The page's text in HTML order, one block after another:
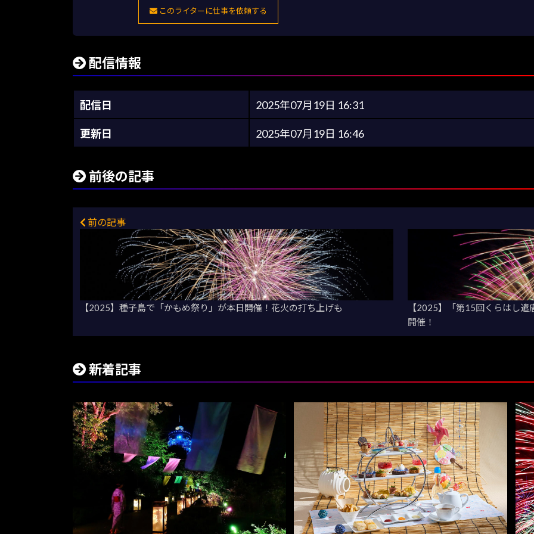
このライターに仕事を依頼する
配信情報
配信日 2025年07月19日 16:31
更新日 2025年07月19日 16:46
前後の記事
前の記事
【2025】種子島で「かもめ祭り」が本日開催！花火の打ち上げも
【2025】「第15回くらはし
開催！
新着記事